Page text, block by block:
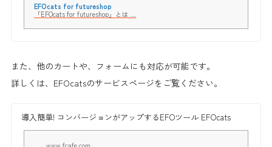
EFOcats for futureshop
また、他のカートや、フォームにも対応が可能です。
詳しくは、EFOcatsのサービスページをご覧ください。
導入簡単! コンバージョンがアップするEFOツール EFOcats
www.fcafe.com